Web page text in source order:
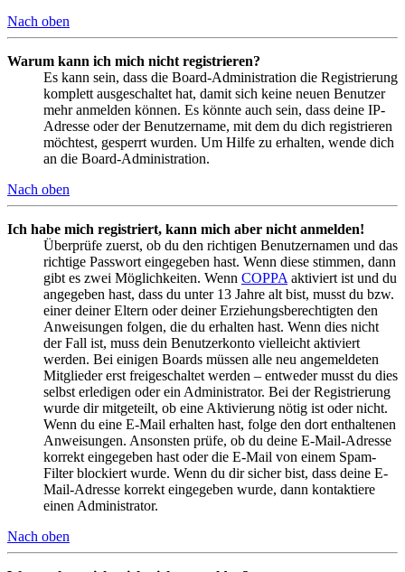
Nach oben
Warum kann ich mich nicht registrieren?
Es kann sein, dass die Board-Administration die Registrierung
komplett ausgeschaltet hat, damit sich keine neuen Benutzer
mehr anmelden können. Es könnte auch sein, dass deine IP-
Adresse oder der Benutzername, mit dem du dich registrieren
möchtest, gesperrt wurden. Um Hilfe zu erhalten, wende dich
an die Board-Administration.
Nach oben
Ich habe mich registriert, kann mich aber nicht anmelden!
Überprüfe zuerst, ob du den richtigen Benutzernamen und das
richtige Passwort eingegeben hast. Wenn diese stimmen, dann
gibt es zwei Möglichkeiten. Wenn COPPA aktiviert ist und du
angegeben hast, dass du unter 13 Jahre alt bist, musst du bzw.
einer deiner Eltern oder deiner Erziehungsberechtigten den
Anweisungen folgen, die du erhalten hast. Wenn dies nicht
der Fall ist, muss dein Benutzerkonto vielleicht aktiviert
werden. Bei einigen Boards müssen alle neu angemeldeten
Mitglieder erst freigeschaltet werden – entweder musst du dies
selbst erledigen oder ein Administrator. Bei der Registrierung
wurde dir mitgeteilt, ob eine Aktivierung nötig ist oder nicht.
Wenn du eine E-Mail erhalten hast, folge den dort enthaltenen
Anweisungen. Ansonsten prüfe, ob du deine E-Mail-Adresse
korrekt eingegeben hast oder die E-Mail von einem Spam-
Filter blockiert wurde. Wenn du dir sicher bist, dass deine E-
Mail-Adresse korrekt eingegeben wurde, dann kontaktiere
einen Administrator.
Nach oben